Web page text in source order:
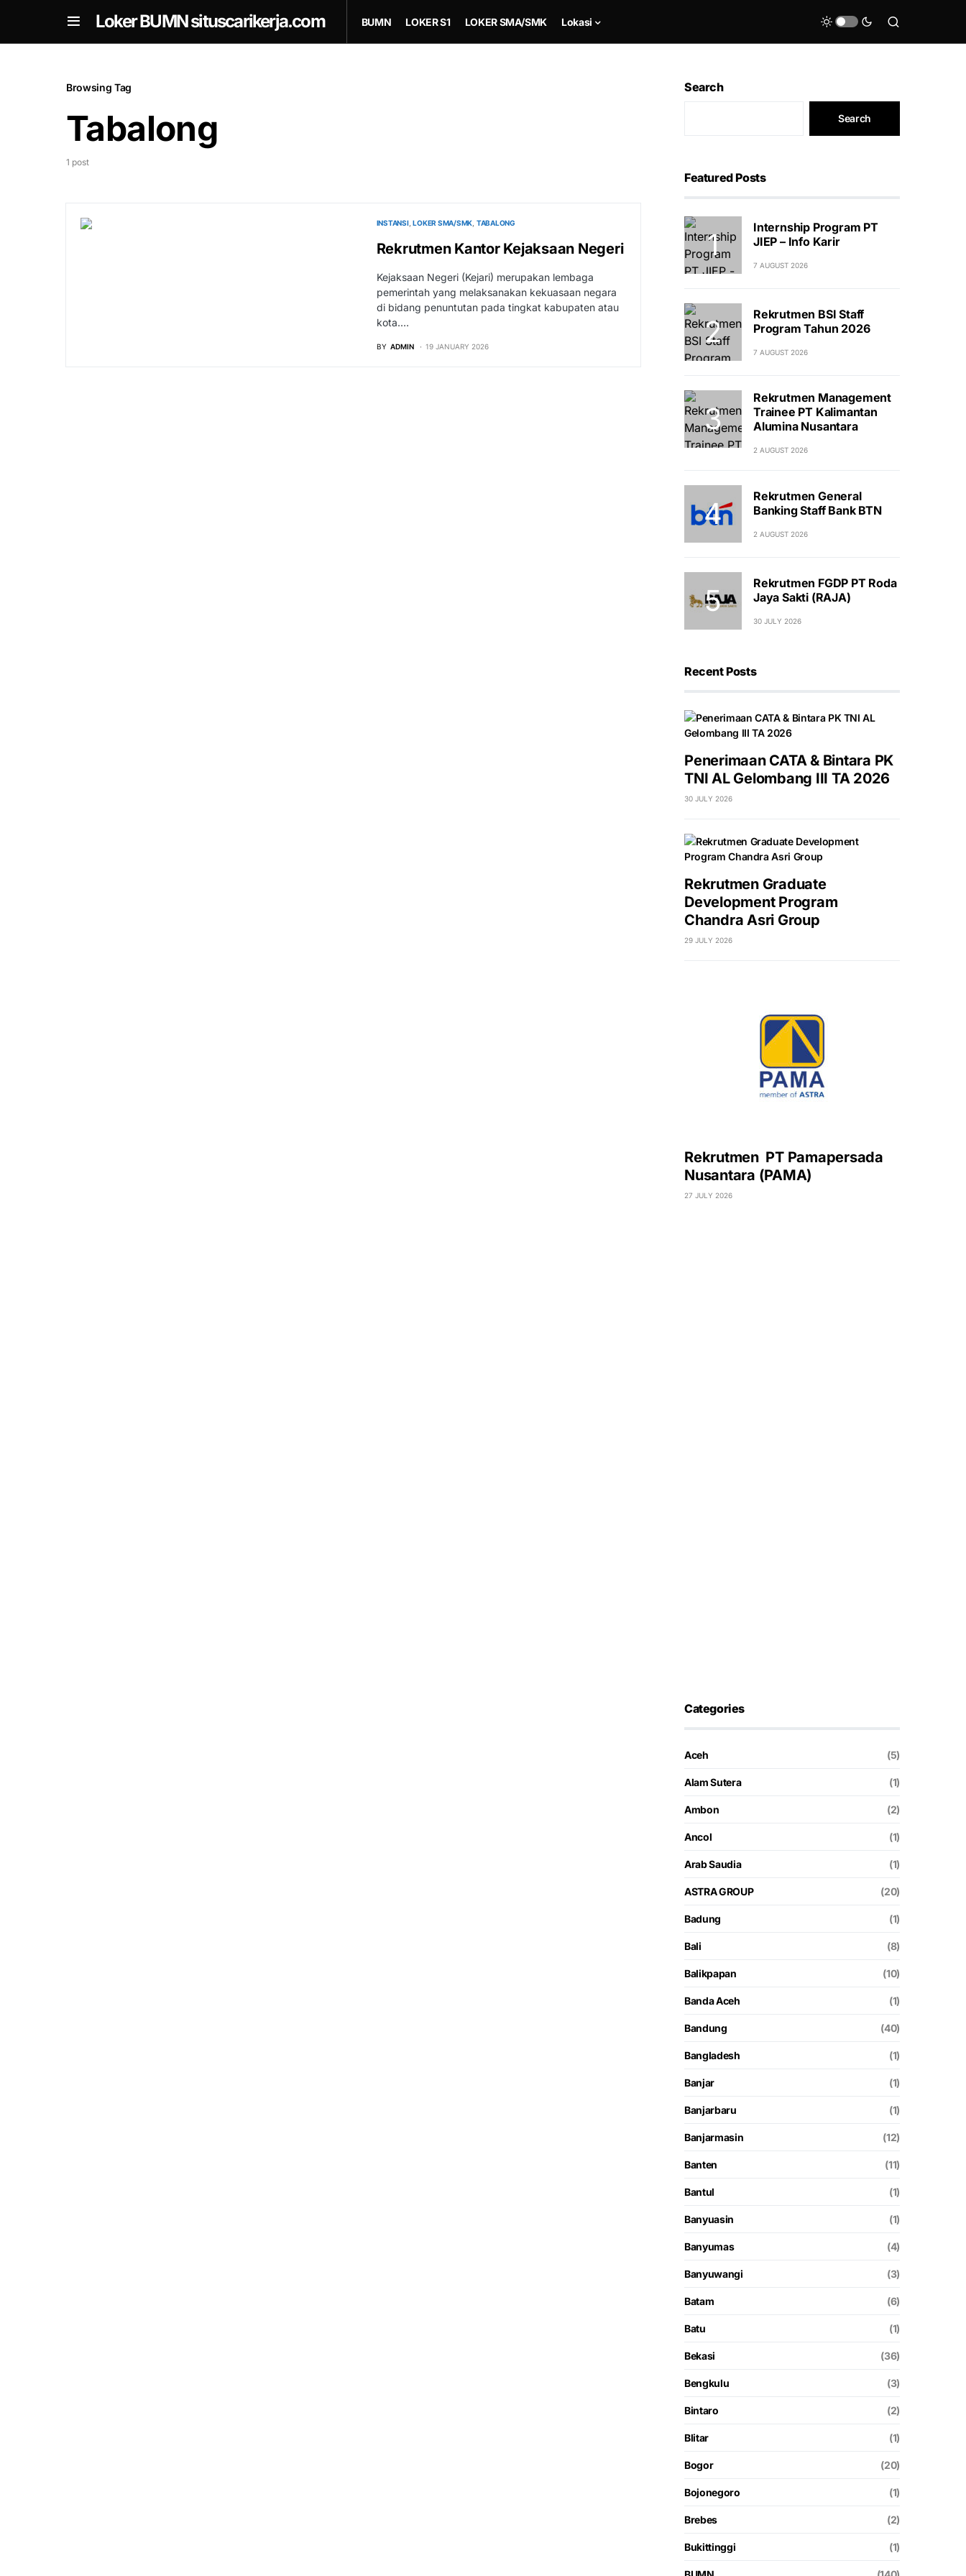
Loker BUMN situscarikerja.com BUMN LOKER S1 LOKER SMA/SMK Lokasi
Browsing Tag
Tabalong
1 post
INSTANSI LOKER SMA/SMK TABALONG
Rekrutmen Kantor Kejaksaan Negeri
Kejaksaan Negeri (Kejari) merupakan lembaga
pemerintah yang melaksanakan kekuasaan negara
di bidang penuntutan pada tingkat kabupaten atau
kota.…
BY ADMIN 19 JANUARY 2026
Search
Search
Featured Posts
Internship Program PT
JIEP – Info Karir
7 AUGUST 2026
Rekrutmen BSI Staff
Program Tahun 2026
7 AUGUST 2026
Rekrutmen Management
Trainee PT Kalimantan
Alumina Nusantara
2 AUGUST 2026
Rekrutmen General
Banking Staff Bank BTN
2 AUGUST 2026
Rekrutmen FGDP PT Roda
Jaya Sakti (RAJA)
30 JULY 2026
Recent Posts
Penerimaan CATA & Bintara PK
TNI AL Gelombang III TA 2026
30 JULY 2026
Rekrutmen Graduate
Development Program
Chandra Asri Group
29 JULY 2026
Rekrutmen PT Pamapersada
Nusantara (PAMA)
27 JULY 2026
Categories
Aceh (5)
Alam Sutera (1)
Ambon (2)
Ancol (1)
Arab Saudia (1)
ASTRA GROUP (20)
Badung (1)
Bali (8)
Balikpapan (10)
Banda Aceh (1)
Bandung (40)
Bangladesh (1)
Banjar (1)
Banjarbaru (1)
Banjarmasin (12)
Banten (11)
Bantul (1)
Banyuasin (1)
Banyumas (4)
Banyuwangi (3)
Batam (6)
Batu (1)
Bekasi (36)
Bengkulu (3)
Bintaro (2)
Blitar (1)
Bogor (20)
Bojonegoro (1)
Brebes (2)
Bukittinggi (1)